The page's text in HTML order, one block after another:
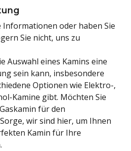
Informationen oder haben Sie
Sie nicht, uns zu
Auswahl eines Kamins eine
sein kann, insbesondere
Optionen wie Elektro-,
Kamine gibt. Möchten Sie
für den
wir sind hier, um Ihnen
Kamin für Ihre